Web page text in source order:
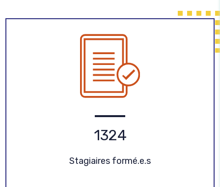
1324
Stagiaires formé.e.s